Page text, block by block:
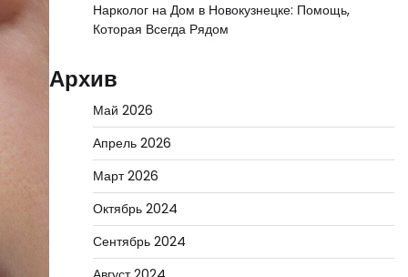
Нарколог на Дом в Новокузнецке: Помощь,
Которая Всегда Рядом
Архив
Май 2026
Апрель 2026
Март 2026
Октябрь 2024
Сентябрь 2024